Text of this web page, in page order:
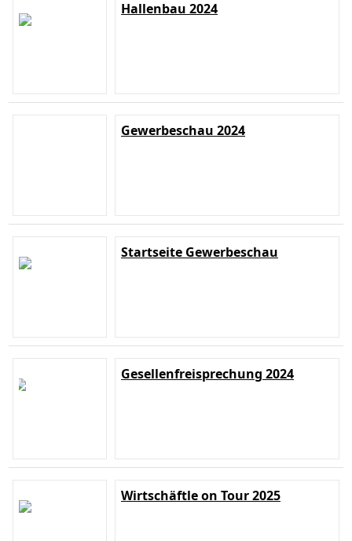
Hallenbau 2024
Gewerbeschau 2024
Startseite Gewerbeschau
Gesellenfreisprechung 2024
Wirtschäftle on Tour 2025